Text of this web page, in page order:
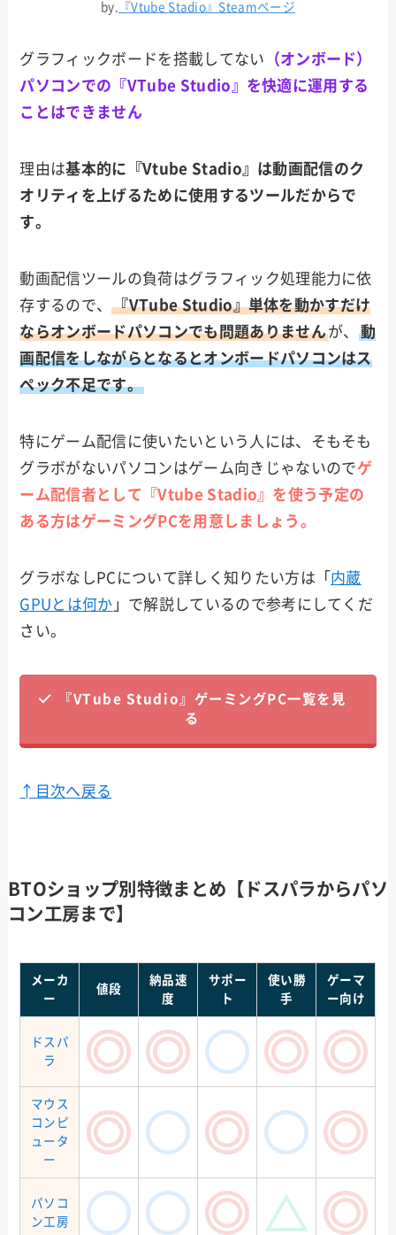
by. 『Vtube Stadio』Steamページ
グラフィックボードを搭載してない （オンボード）
パソコンでの『VTube Studio』を快適に運用する
ことはできません
理由は基本的に『Vtube Stadio』は動画配信のク
オリティを上げるために使用するツールだからで
す。
動画配信ツールの負荷はグラフィック処理能力に依
存するので、『VTube Studio』単体を動かすだけ
ならオンボードパソコンでも問題ありませんが、
動
画配信をしながらとなるとオンボードパソコンはス
ペック不足です。
特にゲーム配信に使いたいという人には、そもそも
グラボがないパソコンはゲーム向きじゃないのでゲ
ーム配信者として『Vtube Stadio』を使う予定の
ある方はゲーミングPCを用意しましょう。
グラボなしPCについて詳しく知りたい方は「 内蔵
GPUとは何か 」で解説しているので参考にしてくだ
さい。
『VTube Studio』ゲーミングPC一覧を見
る
↑目次へ戻る
BTOショップ別特徴まとめ【ドスパラからパソ
コン工房まで】
メーカ
ー
値段
納品速
度
サポー
ト
使い勝
手
ゲーマ
ー向け
ドスパ
ラ
マウス
コンピ
ュータ
ー
パソコ
ン工房